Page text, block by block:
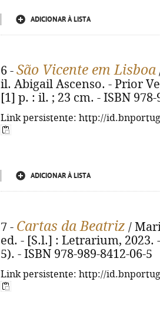
ADICIONAR À LISTA
6 - São Vicente em Lisboa
il. Abigail Ascenso. - Prior
[1] p. : il. ; 23 cm. - ISBN 978-
Link persistente: http://
ADICIONAR À LISTA
7 - Cartas da Beatriz /
ed. - [S.l.] : Letrarium, 2023.
5). - ISBN 978-989-8412-06-5
Link persistente: http://